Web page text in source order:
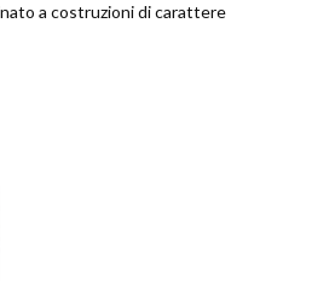
a costruzioni di carattere